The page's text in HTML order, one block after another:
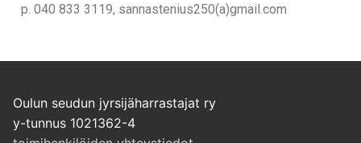
p. 040 833 3119, sannastenius250(a)gmail.com
Oulun seudun jyrsijäharrastajat ry
y-tunnus 1021362-4